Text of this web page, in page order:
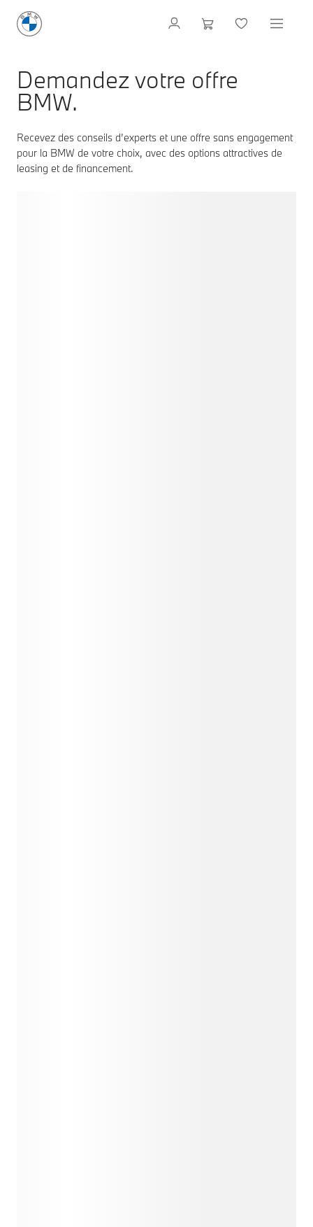
Demandez votre offre
BMW.
Recevez des conseils d’experts et une offre sans engagement
pour la BMW de votre choix, avec des options attractives de
leasing et de financement.